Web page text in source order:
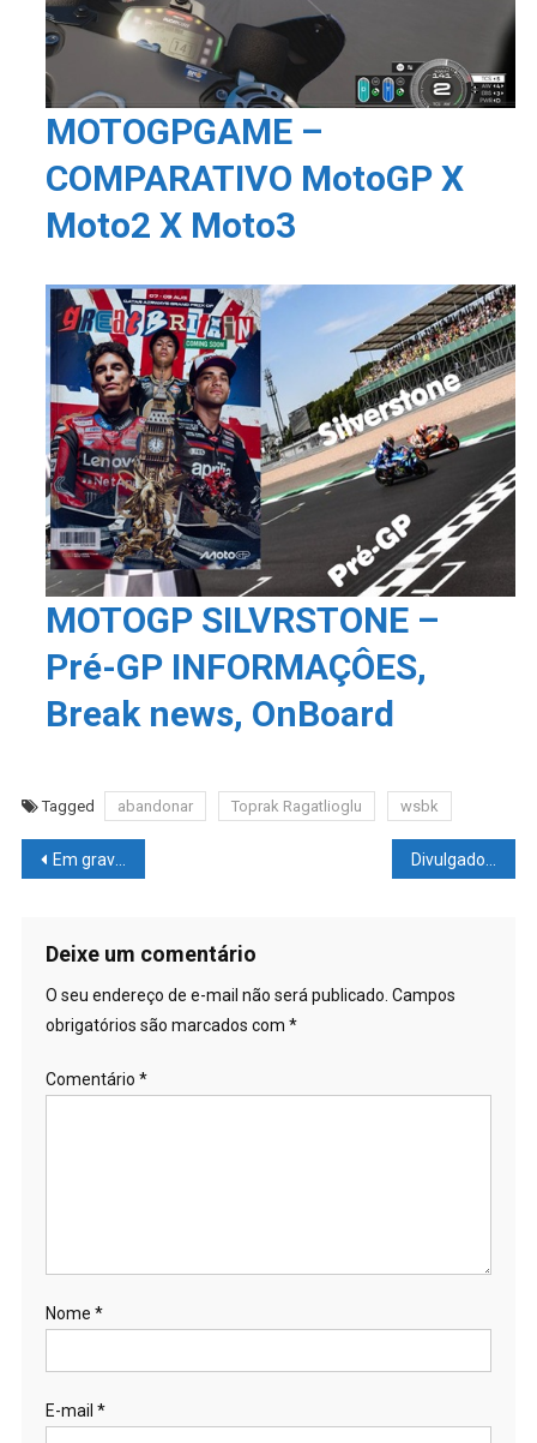
MOTOGPGAME –
COMPARATIVO MotoGP X
Moto2 X Moto3
MOTOGP SILVRSTONE –
Pré-GP INFORMAÇÔES,
Break news, OnBoard
Tagged abandonar Toprak Ragatlioglu wsbk
Navegação
Post
Em gravíssimo acidente, casal de 23 anos morre no centro de Passo Fundo
Deixe um comentário
O seu endereço de e-mail não será publicado. Campos
obrigatórios são marcados com *
Comentário *
Nome *
E-mail *